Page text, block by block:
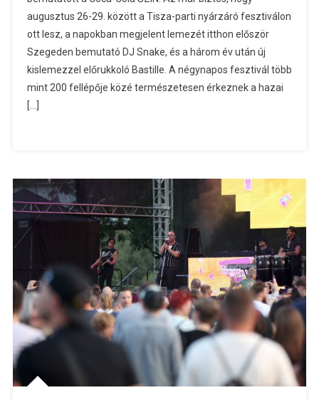
augusztus 26-29. között a Tisza-parti nyárzáró fesztiválon
ott lesz, a napokban megjelent lemezét itthon először
Szegeden bemutató DJ Snake, és a három év után új
kislemezzel előrukkoló Bastille. A négynapos fesztivál több
mint 200 fellépője közé természetesen érkeznek a hazai
[…]